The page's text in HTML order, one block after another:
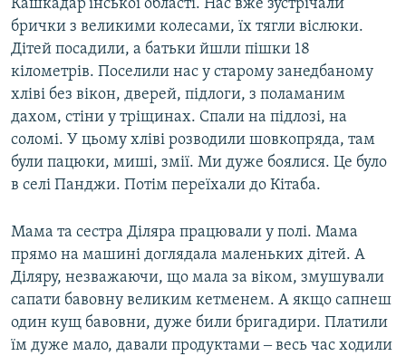
Кашкадар'їнської області. Нас вже зустрічали
брички з великими колесами, їх тягли віслюки.
Дітей посадили, а батьки йшли пішки 18
кілометрів. Поселили нас у старому занедбаному
хліві без вікон, дверей, підлоги, з поламаним
дахом, стіни у тріщинах. Спали на підлозі, на
соломі. У цьому хліві розводили шовкопряда, там
були пацюки, миші, змії. Ми дуже боялися. Це було
в селі Панджи. Потім переїхали до Кітаба.
Мама та сестра Діляра працювали у полі. Мама
прямо на машині доглядала маленьких дітей. А
Діляру, незважаючи, що мала за віком, змушували
сапати бавовну великим кетменем. А якщо сапнеш
один кущ бавовни, дуже били бригадири. Платили
їм дуже мало, давали продуктами ‒ весь час ходили